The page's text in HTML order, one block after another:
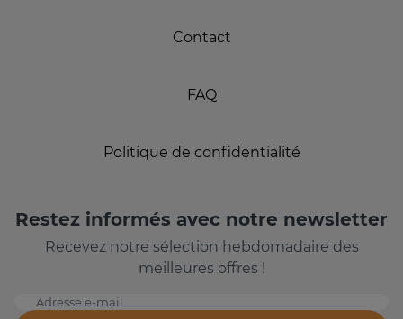
Contact
FAQ
Politique de confidentialité
Restez informés avec notre newsletter
Recevez notre sélection hebdomadaire des
meilleures offres !
Adresse e-mail